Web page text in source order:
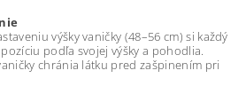
výšky vaničky (48–56 cm) si každý
podľa svojej výšky a pohodlia.
chránia látku pred zašpinením pri